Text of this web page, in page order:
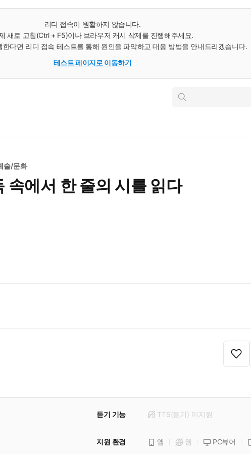
리디 접속이 원활하지 않습니다.
새로 고침(Ctrl + F5)이나 브라우저 캐시 삭제를 진행해주세요.
한다면 리디 접속 테스트를 통해 원인을 파악하고 대응 방법을 안내드리겠습니다.
테스트 페이지로 이동하기
인
술/문화
속에서 한 줄의 시를 읽다
듣기 기능 TTS(듣기) 미지원
지원 환경 앱 웹 PC뷰어